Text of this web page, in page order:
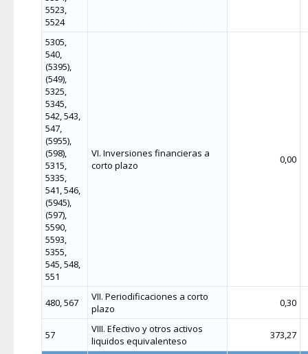
5523,
5524
5305,
540,
(5395),
(549),
5325,
5345,
542, 543,
547,
(5955),
(598),
5315,
5335,
541, 546,
(5945),
(597),
5590,
5593,
5355,
545, 548,
551
VI. Inversiones financieras a
corto plazo
0,00
480, 567
VII. Periodificaciones a corto
plazo
0,30
57
VIII. Efectivo y otros activos
liquidos equivalenteso
373,27